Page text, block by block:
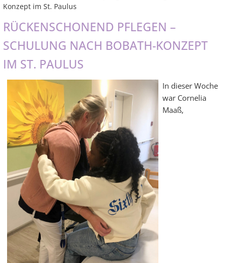
Konzept im St. Paulus
RÜCKENSCHONEND PFLEGEN –
SCHULUNG NACH BOBATH-KONZEPT
IM ST. PAULUS
In dieser Woche
war Cornelia
Maaß,